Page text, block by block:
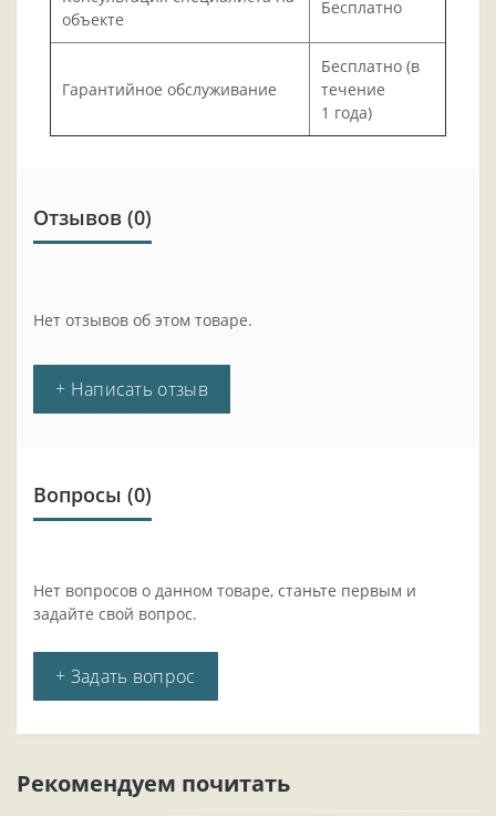
объекте
Бесплатно
Гарантийное обслуживание
Бесплатно (в
течение
1 года)
Отзывов (0)
Нет отзывов об этом товаре.
+ Написать отзыв
Вопросы (0)
Нет вопросов о данном товаре, станьте первым и
задайте свой вопрос.
+ Задать вопрос
Рекомендуем почитать